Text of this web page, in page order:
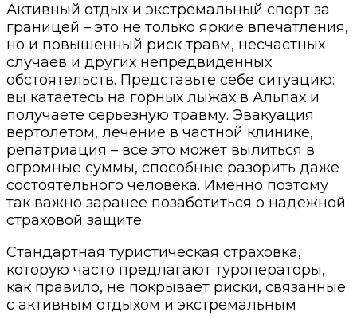
Активный отдых и экстремальный спорт за
границей – это не только яркие впечатления,
но и повышенный риск травм, несчастных
случаев и других непредвиденных
обстоятельств. Представьте себе ситуацию:
вы катаетесь на горных лыжах в Альпах и
получаете серьезную травму. Эвакуация
вертолетом, лечение в частной клинике,
репатриация – все это может вылиться в
огромные суммы, способные разорить даже
состоятельного человека. Именно поэтому
так важно заранее позаботиться о надежной
страховой защите.
Стандартная туристическая страховка,
которую часто предлагают туроператоры,
как правило, не покрывает риски, связанные
с активным отдыхом и экстремальным